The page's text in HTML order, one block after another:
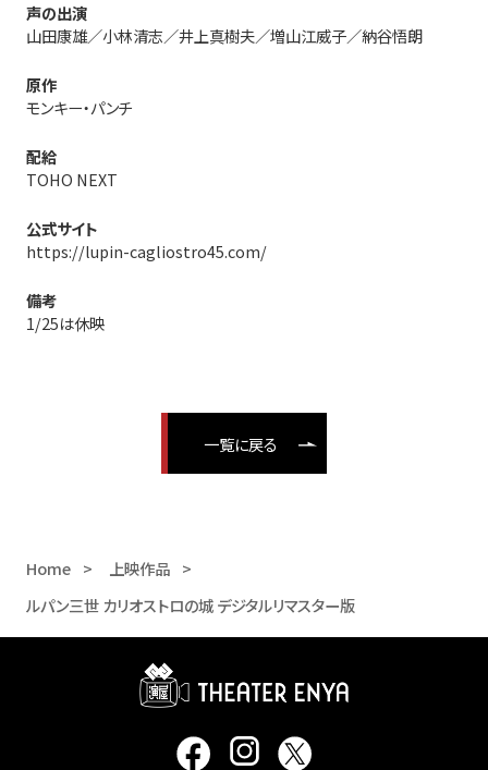
声の出演
山田康雄／小林清志／井上真樹夫／増山江威子／納谷悟朗
原作
モンキー・パンチ
配給
TOHO NEXT
公式サイト
https://lupin-cagliostro45.com/
備考
1/25は休映
一覧に戻る
Home
上映作品
ルパン三世 カリオストロの城 デジタルリマスター版